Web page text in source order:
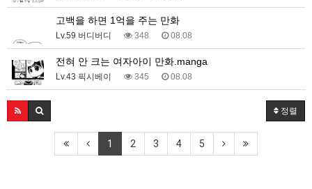
고백을 하면 1억을 주는 만화
Lv.59 버디버디 348 08.08
전혀 안 크는 여자아이 만화.manga
Lv.43 픽시베이 345 08.08
정렬
1 2 3 4 5